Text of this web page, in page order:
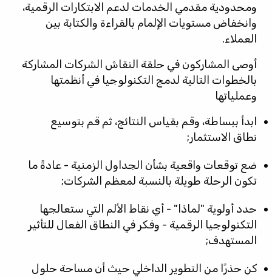
ومحدودية مقدمي الخدمات لدعم الابتكارات الرقمية،
وانخفاض مستويات الإلمام بالقراءة والكتابة بين
العملاء.
أوصى المشاركون في حلقة النقاش الشركات المشاركة
بالخطوات التالية لدمج التكنولوجيا في أنظمتها
وعملياتها
ابدأ ببساطة، وقم بقياس النتائج، ثم قم بتوسيع
نطاق الاستثمار;
ضع توقعات واقعية بشأن الجداول الزمنية - عادةً ما
تكون الرحلة طويلة بالنسبة لمعظم الشركات;
حدد أولوية "لماذا" - أي نقاط الألم التي ستعالجها
التكنولوجيا الرقمية - وفكر في النطاق الفعال للتأثير
المستهدف;
كن حذرًا من التطوير الداخلي حيث أن مساحة حلول